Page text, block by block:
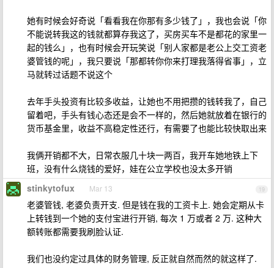
她有时候会好奇说「看看我在你那有多少钱了」，我也会说「你
不能说转我这的钱就都算存我这了，买房买车不是都花的家里一
起的钱么」，也有时候会开玩笑说「别人家都是老公上交工资老
婆管钱的呢」，我只要说「那都转你你来打理我落得省事」，立
马就转过话题不说这个
去年手头投资有比较多收益，让她也不用把攒的钱转我了，自己
留着吧，手头有钱心态还是会不一样的，然后她就放着在银行的
货币基金里，收益不高稳定性还行，有需要了也能比较快取出来
我俩开销都不大，日常衣服几十块一两百，我开车她地铁上下
班，没有什么烧钱的爱好，娃在公立学校也没太多开销
19
stinkytofux Mar 13
老婆管钱, 老婆负责开支. 但是钱在我的工资卡上. 她会定期从卡
上转钱到一个她的支付宝进行开销, 每次 1 万或者 2 万. 这种大
额转账都需要我刷脸认证.
我们也没约定过具体的财务管理, 反正就自然而然的就这样了.